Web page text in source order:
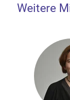
Weitere